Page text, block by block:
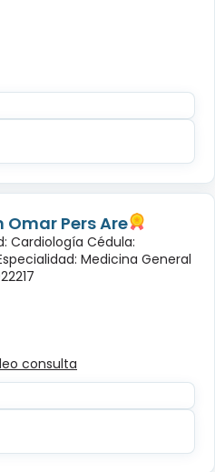
Omar Pers Are
Cardiología Cédula:
Medicina General
consulta